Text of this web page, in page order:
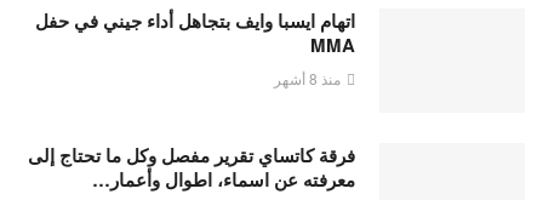
اتهام ايسبا وايف بتجاهل أداء جيني في حفل
MMA
منذ 8 أشهر
فرقة كاتساي تقرير مفصل وكل ما تحتاج إلى
معرفته عن اسماء، اطوال وأعمار…